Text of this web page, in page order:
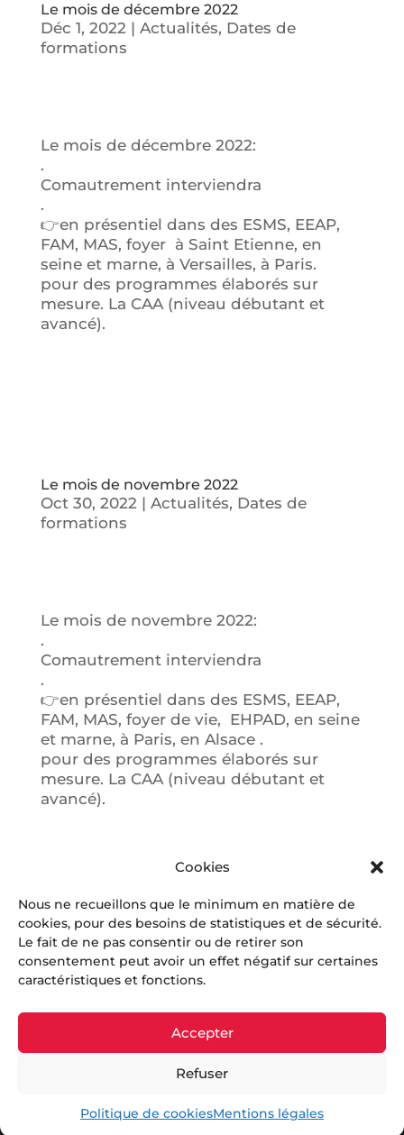
Cookies
Nous ne recueillons que le minimum en matière de
cookies, pour des besoins de statistiques et de sécurité.
Le fait de ne pas consentir ou de retirer son
consentement peut avoir un effet négatif sur certaines
caractéristiques et fonctions.
Accepter
Refuser
Politique de cookiesMentions légales
Le mois de décembre 2022
Déc 1, 2022| Actualités, Dates de
formations
Le mois de décembre 2022:
.
Comautrement interviendra
.
👉en présentiel dans des ESMS, EEAP,
FAM, MAS, foyer à Saint Etienne, en
seine et marne, à Versailles, à Paris.
pour des programmes élaborés sur
mesure. La CAA (niveau débutant et
avancé).
Le mois de novembre 2022
Oct 30, 2022| Actualités, Dates de
formations
Le mois de novembre 2022:
.
Comautrement interviendra
.
👉en présentiel dans des ESMS, EEAP,
FAM, MAS, foyer de vie, EHPAD, en seine
et marne, à Paris, en Alsace .
pour des programmes élaborés sur
mesure. La CAA (niveau débutant et
avancé).
« Entrées précédentes
2020 - 2026 © Tous droits réservés